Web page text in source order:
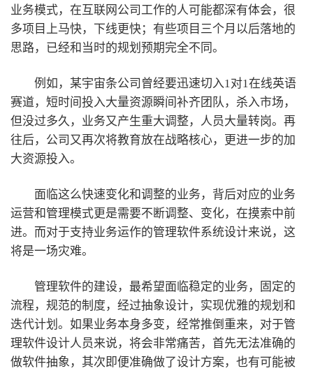
业务模式，在互联网公司工作的人可能都深有体会，很
多项目上马快，下线更快；有些项目三个月以后落地的
思路，已经和当时的规划预期完全不同。
例如，某宇宙条公司曾经要迅速切入1对1在线英语
赛道，短时间投入大量资源瞬间补齐团队，杀入市场，
但没过多久，业务又产生重大调整，人员大量转岗。再
往后，公司又再次将教育放在战略核心，更进一步的加
大资源投入。
面临这么快速变化和调整的业务，背后对应的业务
运营和管理模式更是需要不断调整、变化，在摸索中前
进。而对于支持业务运作的管理软件系统设计来说，这
将是一场灾难。
管理软件的建设，最希望面临稳定的业务，固定的
流程，规范的制度，经过抽象设计，实现优雅的规划和
迭代计划。如果业务本身多变，经常推倒重来，对于管
理软件设计人员来说，将会非常痛苦，首先无法准确的
做软件抽象，其次即便准确做了设计方案，也有可能被